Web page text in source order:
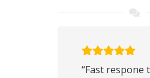
“Fast respone